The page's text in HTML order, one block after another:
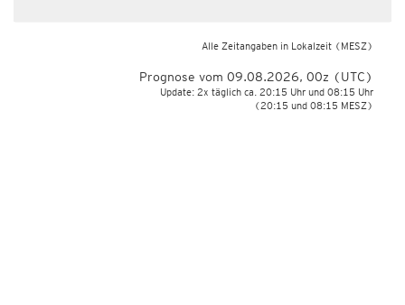
Alle Zeitangaben in Lokalzeit (MESZ)
Prognose vom 09.08.2026, 00z (UTC)
Update: 2x täglich ca. 20:15 Uhr und 08:15 Uhr
(20:15 und 08:15 MESZ)